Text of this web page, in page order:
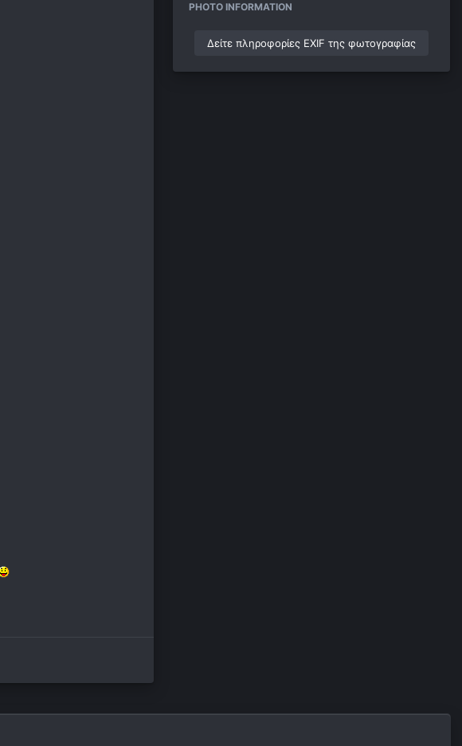
PHOTO INFORMATION
Δείτε πληροφορίες EXIF της φωτογραφίας